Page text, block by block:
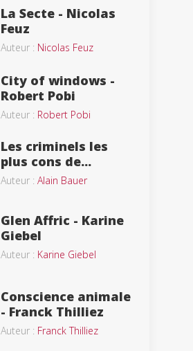
La Secte - Nicolas
Feuz
Auteur : Nicolas Feuz
City of windows -
Robert Pobi
Auteur : Robert Pobi
Les criminels les
plus cons de...
Auteur : Alain Bauer
Glen Affric - Karine
Giebel
Auteur : Karine Giebel
Conscience animale
- Franck Thilliez
Auteur : Franck Thilliez